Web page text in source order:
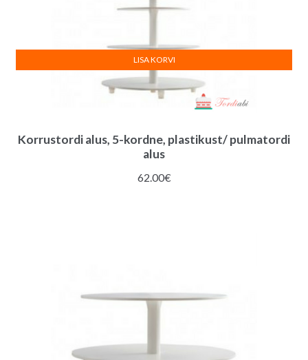
Korrustordi alus, 5-kordne, plastikust/ pulmatordi
alus
62.00€
LISA KORVI